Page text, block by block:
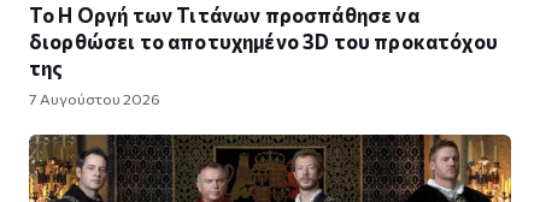
To Η Οργή των Τιτάνων προσπάθησε να
διορθώσει το αποτυχημένο 3D του προκατόχου
της
7 Αυγούστου 2026